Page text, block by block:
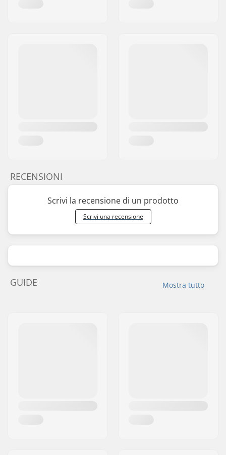
RECENSIONI
Scrivi la recensione di un prodotto
Scrivi una recensione
Mostra tutto
GUIDE